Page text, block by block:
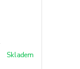
Skladem